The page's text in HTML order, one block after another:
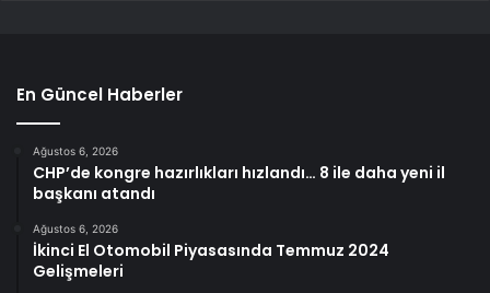
En Güncel Haberler
Ağustos 6, 2026
CHP’de kongre hazırlıkları hızlandı… 8 ile daha yeni il
başkanı atandı
Ağustos 6, 2026
İkinci El Otomobil Piyasasında Temmuz 2024
Gelişmeleri